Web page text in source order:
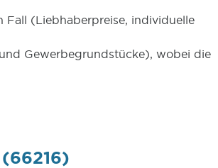
Fall (Liebhaberpreise, individuelle
Gewerbegrundstücke), wobei die